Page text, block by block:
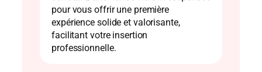
pour vous offrir une première
expérience solide et valorisante,
facilitant votre insertion
professionnelle.